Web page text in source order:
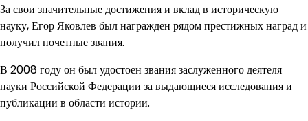
За свои значительные достижения и вклад в историческую
науку, Егор Яковлев был награжден рядом престижных наград и
получил почетные звания.
В 2008 году он был удостоен звания заслуженного деятеля
науки Российской Федерации за выдающиеся исследования и
публикации в области истории.